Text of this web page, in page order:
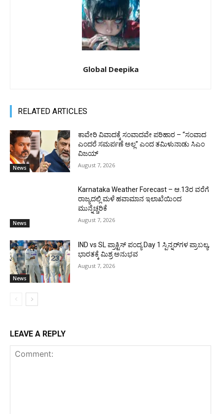
Global Deepika
RELATED ARTICLES
News
ಕಾವೇರಿ ವಿವಾದಕ್ಕೆ ಸಂವಾದವೇ ಪರಿಹಾರ – “ಸಂವಾದ
ಎಂದರೆ ಸಮರ್ಪಣೆ ಅಲ್ಲ” ಎಂದ ತಮಿಳುನಾಡು ಸಿಎಂ
ವಿಜಯ್
August 7, 2026
News
Karnataka Weather Forecast – ಆ.13ರ ವರೆಗೆ
ರಾಜ್ಯದಲ್ಲಿ ಮಳೆ ಹವಾಮಾನ ಇಲಾಖೆಯಿಂದ
ಮುನ್ನೆಚ್ಚರಿಕೆ
August 7, 2026
News
IND vs SL ಪ್ರಾಕ್ಟಿಸ್ ಪಂದ್ಯ Day 1 ಸ್ಪಿನ್ನರ್‌ಗಳ ಪ್ರಾಬಲ್ಯ,
ಭಾರತಕ್ಕೆ ಮಿಶ್ರ ಅನುಭವ
August 7, 2026
LEAVE A REPLY